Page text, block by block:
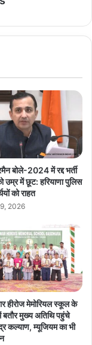
बोले-2024 में रद्द भर्ती
में छूट: हरियाणा पुलिस
को राहत
2026
हीरोज मेमोरियल स्कूल के
बतौर मुख्य अतिथि पहुंचे
कल्याण, म्यूजियम का भी